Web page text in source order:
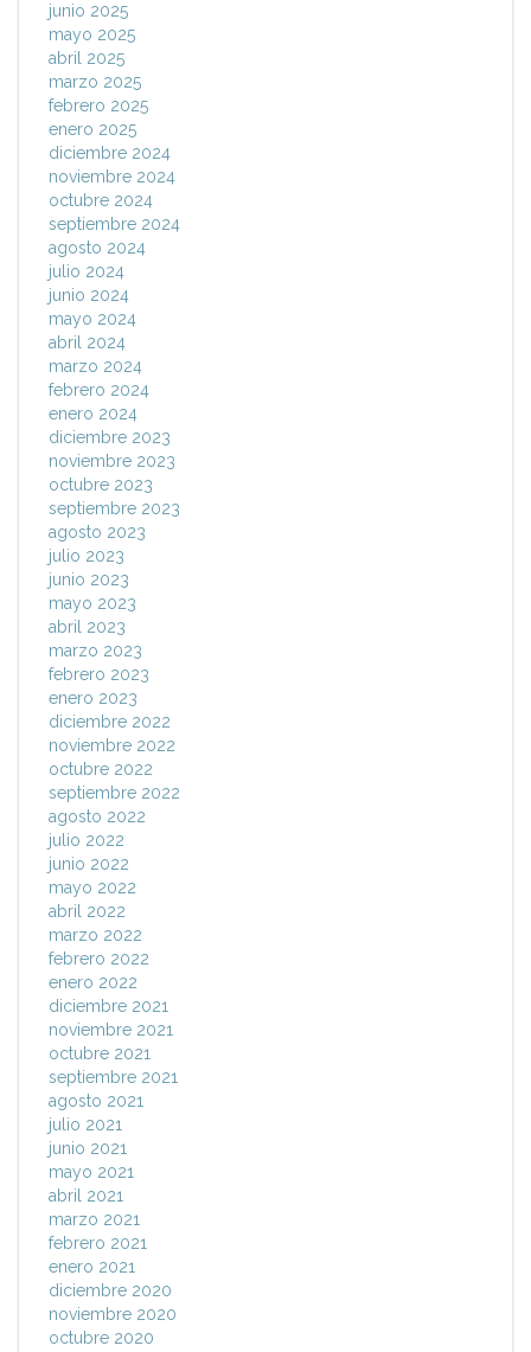
junio 2025
mayo 2025
abril 2025
marzo 2025
febrero 2025
enero 2025
diciembre 2024
noviembre 2024
octubre 2024
septiembre 2024
agosto 2024
julio 2024
junio 2024
mayo 2024
abril 2024
marzo 2024
febrero 2024
enero 2024
diciembre 2023
noviembre 2023
octubre 2023
septiembre 2023
agosto 2023
julio 2023
junio 2023
mayo 2023
abril 2023
marzo 2023
febrero 2023
enero 2023
diciembre 2022
noviembre 2022
octubre 2022
septiembre 2022
agosto 2022
julio 2022
junio 2022
mayo 2022
abril 2022
marzo 2022
febrero 2022
enero 2022
diciembre 2021
noviembre 2021
octubre 2021
septiembre 2021
agosto 2021
julio 2021
junio 2021
mayo 2021
abril 2021
marzo 2021
febrero 2021
enero 2021
diciembre 2020
noviembre 2020
octubre 2020